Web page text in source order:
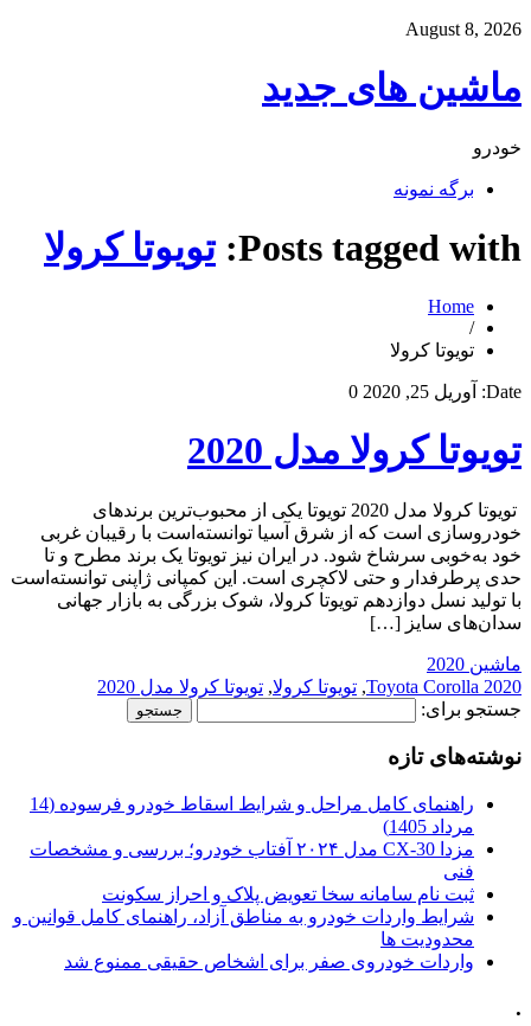
August 8, 2026
ماشین های جدید
خودرو
برگه نمونه
Posts tagged with: تویوتا کرولا
Home
/
تویوتا کرولا
Date: آوریل 25, 2020 0
تویوتا کرولا مدل 2020
تویوتا کرولا مدل 2020 تویوتا یکی از محبوب‌ترین برندهای
خودروسازی است که از شرق آسیا توانسته‌است با رقیبان غربی
خود به‌خوبی سرشاخ شود. در ایران نیز تویوتا یک برند مطرح و تا
حدی پرطرفدار و حتی لاکچری است. این کمپانی ژاپنی توانسته‌است
با تولید نسل دوازدهم تویوتا کرولا، شوک بزرگی به بازار جهانی
سدان‌های سایز […]
ماشین 2020
Toyota Corolla 2020
, تویوتا کرولا, تویوتا کرولا مدل 2020
جستجو برای:
نوشته‌های تازه
راهنمای کامل مراحل و شرایط اسقاط خودرو فرسوده (14
مرداد 1405)
مزدا CX-30 مدل ۲۰۲۴ آفتاب خودرو؛ بررسی و مشخصات
فنی
ثبت نام سامانه سخا تعویض پلاک و احراز سکونت
شرایط واردات خودرو به مناطق آزاد، راهنمای کامل قوانین و
محدودیت ها
واردات خودروی صفر برای اشخاص حقیقی ممنوع شد
.